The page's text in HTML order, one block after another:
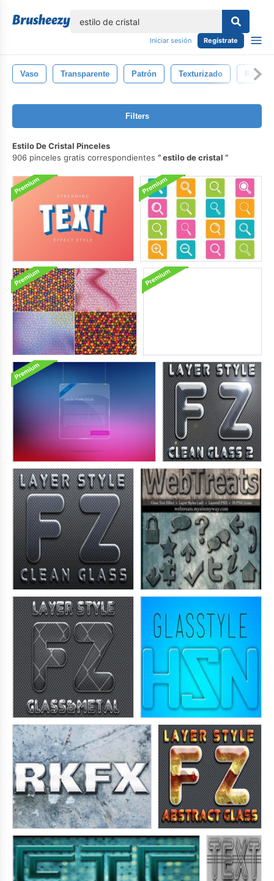
Iniciar sesión Regístrate
Vaso Transparente Patrón Texturizado Roto
Filters
Estilo De Cristal Pinceles
906 pinceles gratis correspondientes
estilo de cristal